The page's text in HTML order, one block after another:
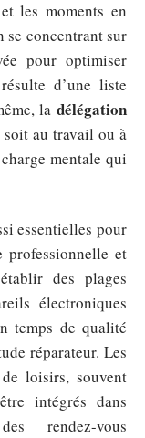
les moments en
se concentrant sur
pour optimiser
d’une liste
la délégation
soit au travail ou à
mentale qui
essentielles pour
et
des plages
électroniques
temps de qualité
réparateur. Les
loisirs, souvent
intégrés dans
rendez-vous